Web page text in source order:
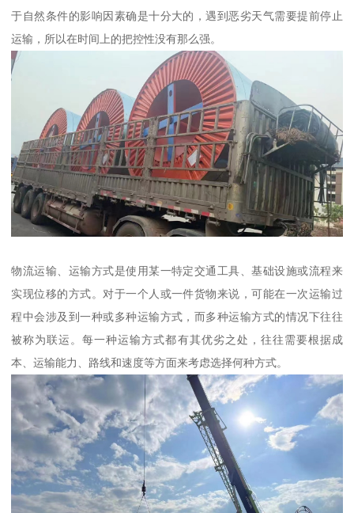
于自然条件的影响因素确是十分大的，遇到恶劣天气需要提前停止
运输，所以在时间上的把控性没有那么强。
物流运输、运输方式是使用某一特定交通工具、基础设施或流程来
实现位移的方式。对于一个人或一件货物来说，可能在一次运输过
程中会涉及到一种或多种运输方式，而多种运输方式的情况下往往
被称为联运。每一种运输方式都有其优劣之处，往往需要根据成
本、运输能力、路线和速度等方面来考虑选择何种方式。